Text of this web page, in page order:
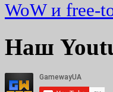
WoW и free-
Наш